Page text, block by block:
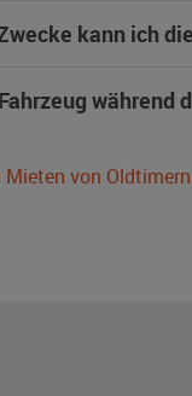
kann ich
während
Mieten von Oldtimern